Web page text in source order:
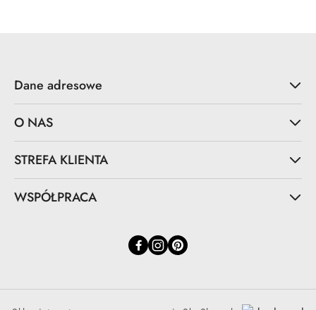
Dane adresowe
O NAS
STREFA KLIENTA
WSPÓŁPRACA